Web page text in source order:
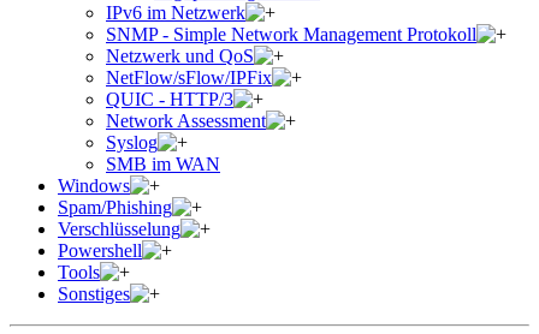
IPv6 im Netzwerk
SNMP - Simple Network Management Protokoll
Netzwerk und QoS
NetFlow/sFlow/IPFix
QUIC - HTTP/3
Network Assessment
Syslog
SMB im WAN
Windows
Spam/Phishing
Verschlüsselung
Powershell
Tools
Sonstiges